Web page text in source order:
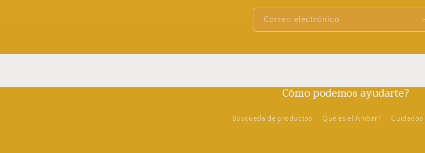
Correo electrónico
Cómo podemos ayudarte?
Búsqueda de productos Qué es el Ámbar? Cuidados